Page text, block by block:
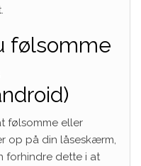
følsomme
følsomme eller
op på din låseskærm,
forhindre dette i at